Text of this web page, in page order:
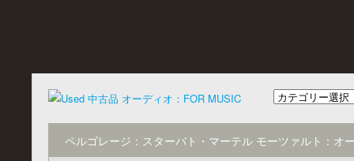
ペルゴレージ：スターバト・マーテル モーツァルト：オ